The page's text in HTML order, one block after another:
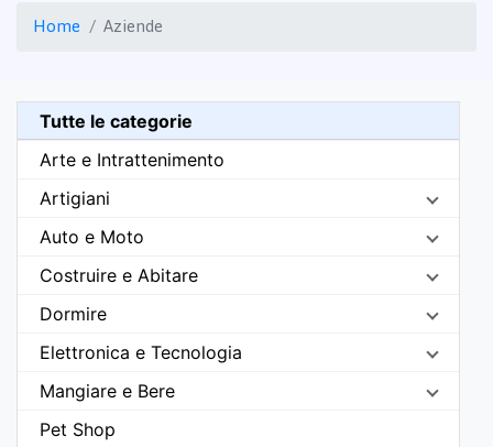
Home Aziende
Tutte le categorie
Arte e Intrattenimento
Artigiani
Auto e Moto
Costruire e Abitare
Dormire
Elettronica e Tecnologia
Mangiare e Bere
Pet Shop